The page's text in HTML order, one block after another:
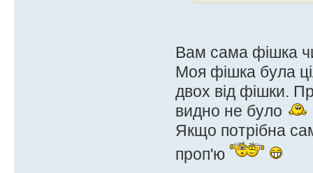
Вам сама фішка
Моя фішка була
двох від фішки.
видно не було
Якщо потрібна
проп'ю